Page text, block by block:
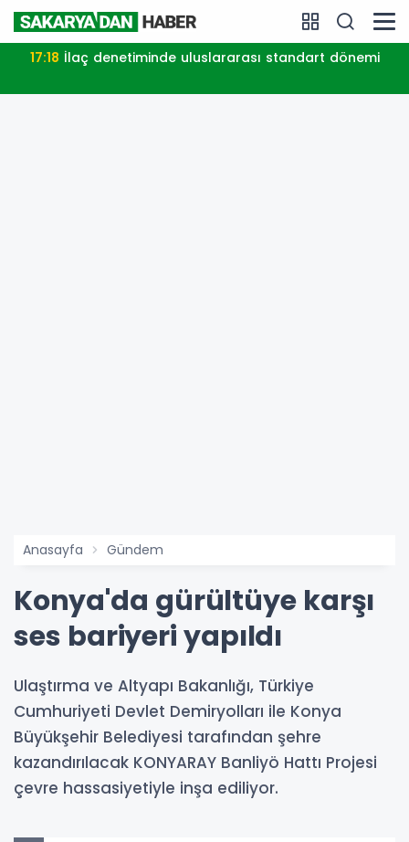
17:18 İlaç denetiminde uluslararası standart dönemi
Anasayfa Gündem
Konya'da gürültüye karşı
ses bariyeri yapıldı
Ulaştırma ve Altyapı Bakanlığı, Türkiye
Cumhuriyeti Devlet Demiryolları ile Konya
Büyükşehir Belediyesi tarafından şehre
kazandırılacak KONYARAY Banliyö Hattı Projesi
çevre hassasiyetiyle inşa ediliyor.